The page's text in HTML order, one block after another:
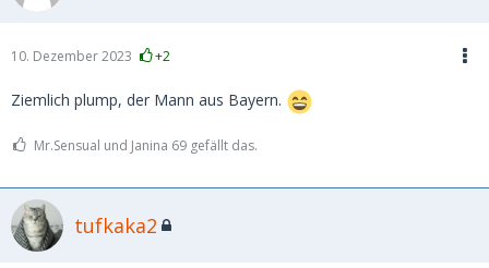
10. Dezember 2023 +2
Ziemlich plump, der Mann aus Bayern.
Mr.Sensual und Janina 69 gefällt das.
tufkaka2